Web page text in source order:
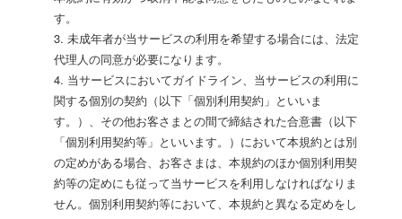
す。
3. 未成年者が当サービスの利用を希望する場合には、法定
代理人の同意が必要になります。
4. 当サービスにおいてガイドライン、当サービスの利用に
関する個別の契約（以下「個別利用契約」といいま
す。）、その他お客さまとの間で締結された合意書（以下
「個別利用契約等」といいます。）において本規約とは別
の定めがある場合、お客さまは、本規約のほか個別利用契
約等の定めにも従って当サービスを利用しなければなりま
せん。個別利用契約等において、本規約と異なる定めをし